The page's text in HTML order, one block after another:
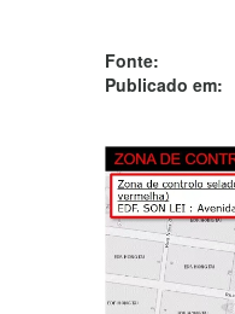
Fonte:
Publicado em: